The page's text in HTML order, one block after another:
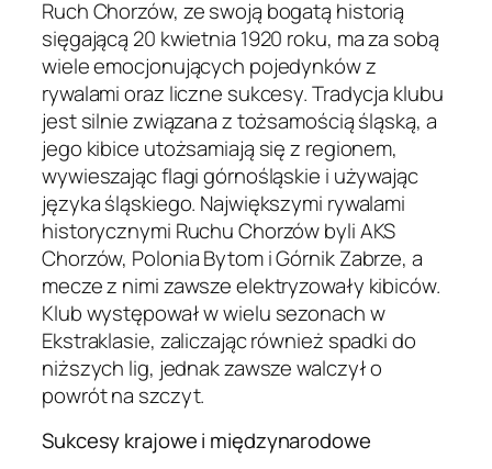
Ruch Chorzów, ze swoją bogatą historią
sięgającą 20 kwietnia 1920 roku, ma za sobą
wiele emocjonujących pojedynków z
rywalami oraz liczne sukcesy. Tradycja klubu
jest silnie związana z tożsamością śląską, a
jego kibice utożsamiają się z regionem,
wywieszając flagi górnośląskie i używając
języka śląskiego. Największymi rywalami
historycznymi Ruchu Chorzów byli AKS
Chorzów, Polonia Bytom i Górnik Zabrze, a
mecze z nimi zawsze elektryzowały kibiców.
Klub występował w wielu sezonach w
Ekstraklasie, zaliczając również spadki do
niższych lig, jednak zawsze walczył o
powrót na szczyt.
Sukcesy krajowe i międzynarodowe